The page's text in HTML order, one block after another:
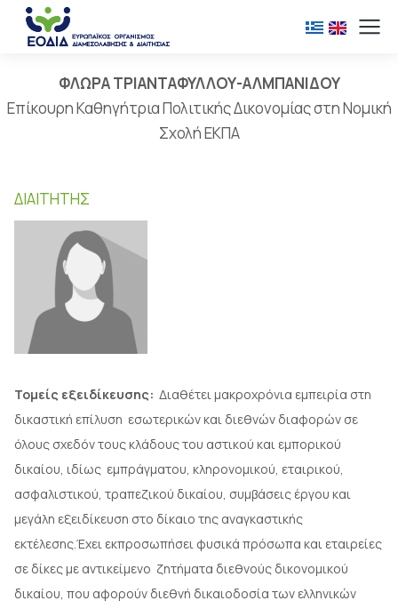
ΦΛΩΡΑ ΤΡΙΑΝΤΑΦΥΛΛΟΥ-ΑΛΜΠΑΝΙΔΟΥ
Επίκουρη Καθηγήτρια Πολιτικής Δικονομίας στη Νομική
Σχολή ΕΚΠΑ
ΔΙΑΙΤΗΤΉΣ
Τομείς εξειδίκευσης: Διαθέτει μακροχρόνια εμπειρία στη
δικαστική επίλυση εσωτερικών και διεθνών διαφορών σε
όλους σχεδόν τους κλάδους του αστικού και εμπορικού
δικαίου, ιδίως εμπράγματου, κληρονομικού, εταιρικού,
ασφαλιστικού, τραπεζικού δικαίου, συμβάσεις έργου και
μεγάλη εξειδίκευση στο δίκαιο της αναγκαστικής
εκτέλεσης.Έχει εκπροσωπήσει φυσικά πρόσωπα και εταιρείες
σε δίκες με αντικείμενο ζητήματα διεθνούς δικονομικού
δικαίου, που αφορούν διεθνή δικαιοδοσία των ελληνικών